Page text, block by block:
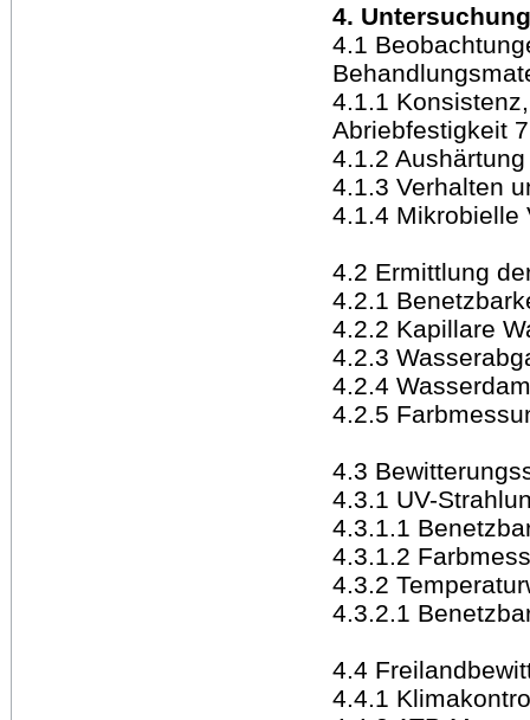
4.
4.1
4.1.1
Abriebfestigkeit
4.1.2
4.1.3 Verhalten
4.1.4 Mikrobielle
4.2 Ermittlung
4.2.1
4.2.2 Kapillare
4.2.3
4.2.4
4.2.5
4.3
4.3.1 UV-
4.3.1.1
4.3.1.2
4.3.2
4.3.2.1
4.4
4.4.1